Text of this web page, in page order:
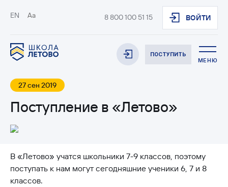
EN Aa 8 800 100 51 15 ВОЙТИ
ПОСТУПИТЬ
МЕНЮ
27 сен 2019
Поступление в «Летово»
В «Летово» учатся школьники 7-9 классов, поэтому
поступать к нам могут сегодняшние ученики 6, 7 и 8
классов.